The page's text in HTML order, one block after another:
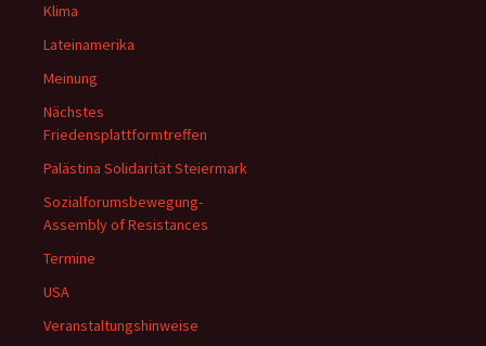
Klima
Lateinamerika
Meinung
Nächstes
Friedensplattformtreffen
Palästina Solidarität Steiermark
Sozialforumsbewegung-
Assembly of Resistances
Termine
USA
Veranstaltungshinweise